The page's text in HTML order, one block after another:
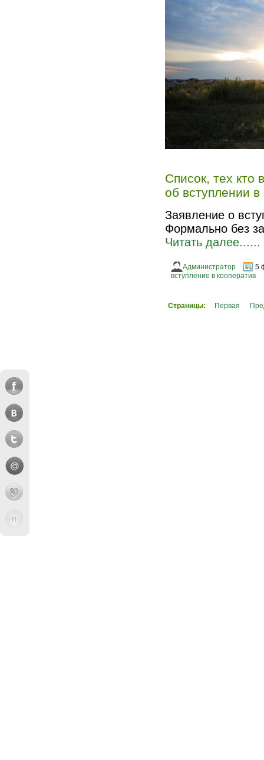
Список, тех кто
об вступлении в
Заявление о
Формально без
Читать далее......
Администратор
5
вступление в кооператив
Страницы: Первая